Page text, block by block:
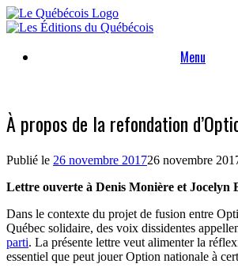
Skip
to
Menu
À propos de la refondation
Publié le 26 novembre 201726 novembre
Lettre ouverte à Denis Monière et Jocelyn
Dans le contexte du projet de fusion entre
Québec solidaire, des voix dissidentes
parti. La présente lettre veut alimenter la
essentiel que peut jouer Option nationale à